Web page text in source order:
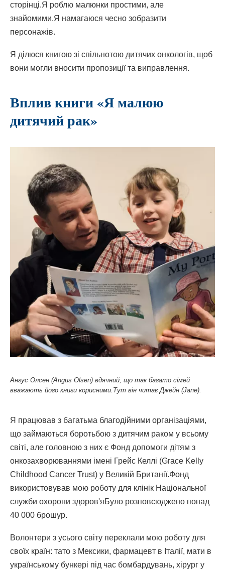
сторінці.Я роблю малюнки простими, але
знайомими.Я намагаюся чесно зобразити
персонажів.
Я ділюся книгою зі спільнотою дитячих онкологів, щоб
вони могли вносити пропозиції та виправлення.
Вплив книги «Я малюю
дитячий рак»
Ангус Олсен (Angus Olsen) вдячний, що так багато сімей
вважають його книги корисними.Тут він читає Джейн (Jane).
Я працював з багатьма благодійними організаціями,
що займаються боротьбою з дитячим раком у всьому
світі, але головною з них є Фонд допомоги дітям з
онкозахворюваннями імені Грейс Келлі (Grace Kelly
Childhood Cancer Trust) у Великій Британії.Фонд
використовував мою роботу для клінік Національної
служби охорони здоров'яБуло розповсюджено понад
40 000 брошур.
Волонтери з усього світу переклали мою роботу для
своїх країн: тато з Мексики, фармацевт в Італії, мати в
українському бункері під час бомбардувань, хірург у